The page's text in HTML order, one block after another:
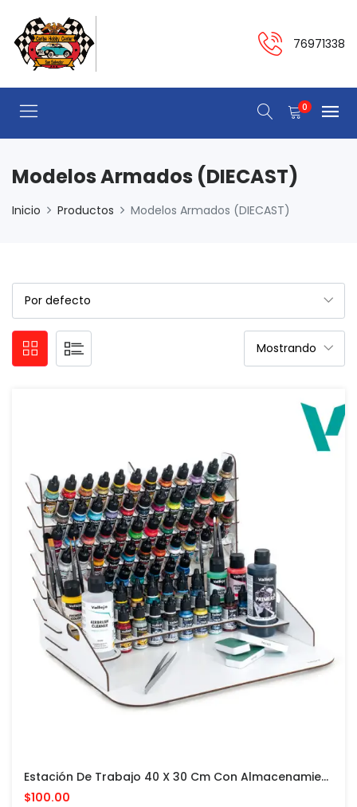
76971338
0
Modelos Armados (DIECAST)
Inicio Productos Modelos Armados (DIECAST)
Estación De Trabajo 40 X 30 Cm Con Almacenamiento Vertical PARA PINTURAS VALLEJO Y ACCESORIOS
$100.00